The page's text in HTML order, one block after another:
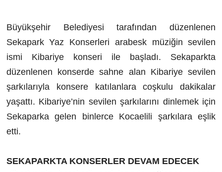
Büyükşehir Belediyesi tarafından düzenlenen
Sekapark Yaz Konserleri arabesk müziğin sevilen
ismi Kibariye konseri ile başladı. Sekaparkta
düzenlenen konserde sahne alan Kibariye sevilen
şarkılarıyla konsere katılanlara coşkulu dakikalar
yaşattı. Kibariye’nin sevilen şarkılarını dinlemek için
Sekaparka gelen binlerce Kocaelili şarkılara eşlik
etti.
SEKAPARKTA KONSERLER DEVAM EDECEK